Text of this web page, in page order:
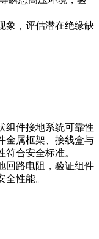
象，评估潜在绝缘缺
组件接地系统可靠性
金属框架、接线盒与
合安全标准。
回路电阻，验证组件
性能。